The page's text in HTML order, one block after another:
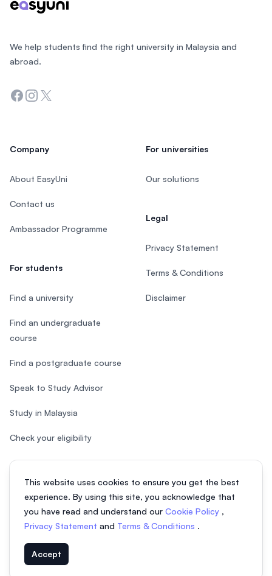
This website uses cookies to ensure you get the best
experience. By using this site, you acknowledge that
you have read and understand our Cookie Policy ,
Privacy Statement and Terms & Conditions .
Accept
We help students find the right university in Malaysia and
abroad.
Facebook
Instagram
Twitter
Company
About EasyUni
Contact us
Ambassador Programme
For students
Find a university
Find an undergraduate
course
Find a postgraduate course
Speak to Study Advisor
Study in Malaysia
Check your eligibility
For universities
Our solutions
Legal
Privacy Statement
Terms & Conditions
Disclaimer
© 2026 EasyUni Sdn Bhd, company registration number 200801016907
(818200-P). All rights reserved.
Vietnamese